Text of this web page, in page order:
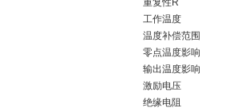
重复性R
工作温度
温度补偿范围
零点温度影响
输出温度影响
激励电压
绝缘电阻